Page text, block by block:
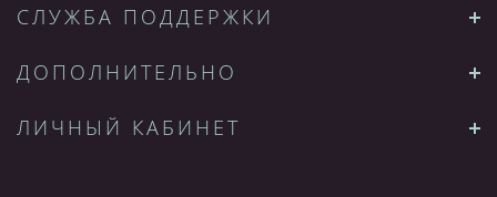
СЛУЖБА ПОДДЕРЖКИ
ДОПОЛНИТЕЛЬНО
ЛИЧНЫЙ КАБИНЕТ